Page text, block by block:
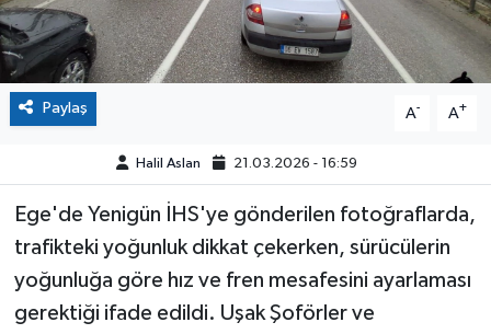
Paylaş A- A+
Halil Aslan 21.03.2026 - 16:59
Ege'de Yenigün İHS'ye gönderilen fotoğraflarda,
trafikteki yoğunluk dikkat çekerken, sürücülerin
yoğunluğa göre hız ve fren mesafesini ayarlaması
gerektiği ifade edildi. Uşak Şoförler ve